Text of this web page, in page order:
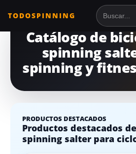
TODOSPINNING Buscar
Catálogo de
spinning
spinning y
PRODUCTOS DESTACADOS
Productos destacados
spinning salter para